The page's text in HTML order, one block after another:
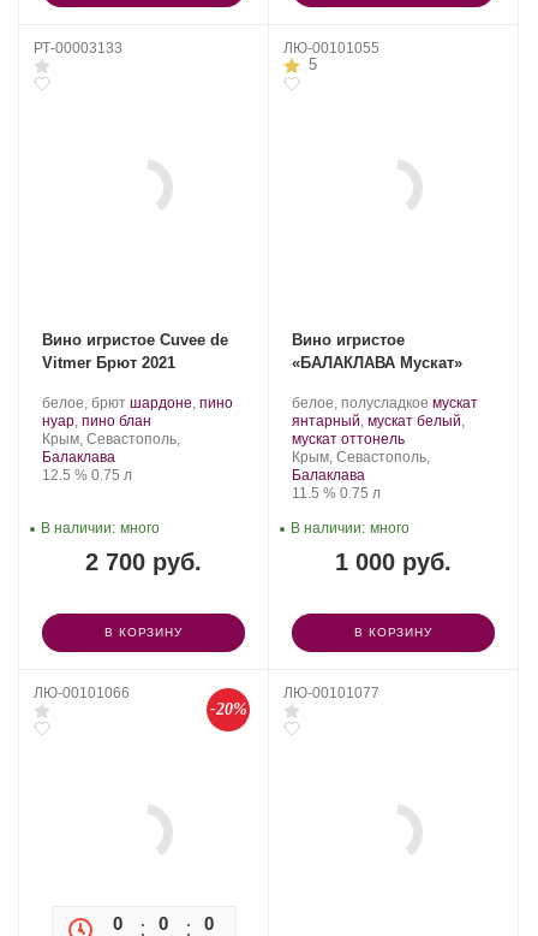
РТ-00003133
Вино игристое Cuvee de
Vitmer Брют 2021
Производитель:
Золотая
Балка.
белое, брют .
Сорт
винограда:
шардоне, пино
нуар, пино блан
Регион:
Крым, Севастополь,
Балаклава
Крепость
12.5 %. Объем
0.75 л
2 700 руб.
В наличии: много
В КОРЗИНУ
ЛЮ-00101055
5
Вино игристое
«БАЛАКЛАВА Мускат»
Производитель:
Золотая
Балка.
белое, полусладкое .
Сорт
мускат
янтарный, мускат белый,
мускат оттонель.
Регион:
Крым, Севастополь,
Балаклава
Крепость
11.5 %. Объем
0.75 л
1 000 руб.
В наличии: много
В КОРЗИНУ
ЛЮ-00101066
-20%
0 0 0
ЛЮ-00101077